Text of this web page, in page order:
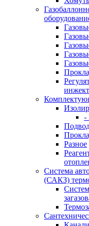
-
Разное
Система
(САКЗ)